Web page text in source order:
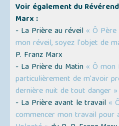
Voir également du
Marx :
- La Prière au réveil « Ô
mon réveil, soyez l'objet de
P. Franz Marx
- La Prière du Matin « Ô mon
particulièrement de m'avoir
dernière nuit de tout danger »
- La Prière avant le travail «
commencer mon travail pour